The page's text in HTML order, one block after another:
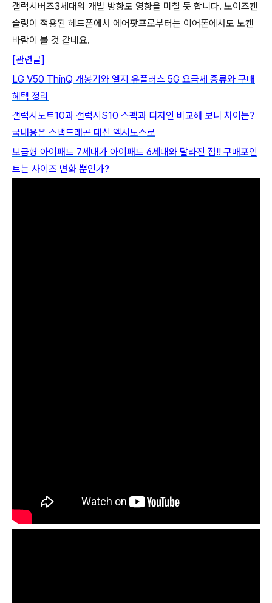
갤럭시버즈3세대의 개발 방향도 영향을 미칠 듯 합니다. 노이즈캔
슬링이 적용된 헤드폰에서 에어팟프로부터는 이어폰에서도 노캔
바람이 불 것 같네요.
[관련글]
LG V50 ThinQ 개봉기와 엘지 유플러스 5G 요금제 종류와 구매
혜택 정리
갤럭시노트10과 갤럭시S10 스펙과 디자인 비교해 보니 차이는?
국내용은 스냅드래곤 대신 엑시노스로
보급형 아이패드 7세대가 아이패드 6세대와 달라진 점!! 구매포인
트는 사이즈 변화 뿐인가?